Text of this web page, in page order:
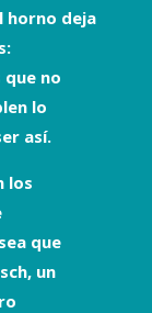
horno deja
no
lo
así.
los
que
, un